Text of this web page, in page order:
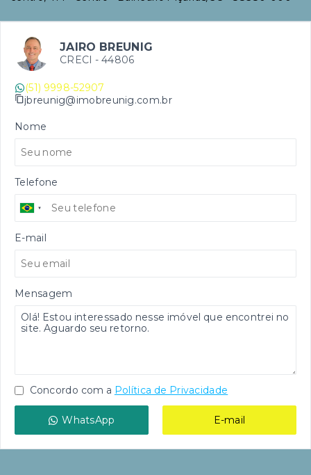
JAIRO BREUNIG
CRECI - 44806
(51) 9998-52907
jbreunig@imobreunig.com.br
Nome
Telefone
E-mail
Mensagem
Concordo com a Política de Privacidade
WhatsApp E-mail